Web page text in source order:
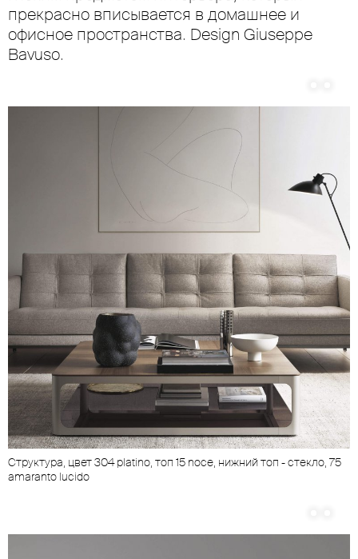
прекрасно вписывается в домашнее и
офисное пространства. Design Giuseppe
Bavuso.
Структура, цвет 304 platino, топ 15 noce, нижний топ - стекло, 75
amaranto lucido